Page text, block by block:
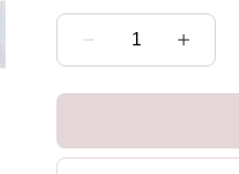
1